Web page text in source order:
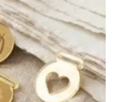
Add to
wishlist